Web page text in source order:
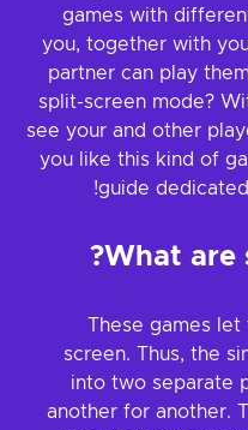
games with
you, together with
partner can play
split-screen mode?
see your and other
you like this kind of
guide
What are
These games
screen. Thus, the
into two separate
another for another.